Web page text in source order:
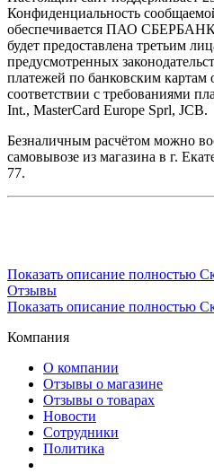
Конфиденциальность
обеспечивается ПАО
будет предоставлена третьим
предусмотренных
платежей по банковским картам
соответствии с требованиями
Int., MasterCard Europe Sprl, JCB.
Безналичным расчётом можно
самовывозе из магазина в г.
77.
Показать описание полностью
Отзывы
Показать описание полностью
Компания
О компании
Отзывы о магазине
Отзывы о товарах
Новости
Сотрудники
Политика